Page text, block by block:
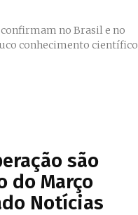
confirmam no Brasil e no
conhecimento científico
são
do Março
Notícias